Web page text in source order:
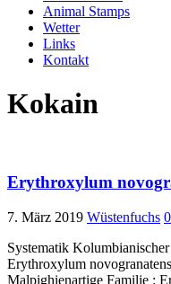
Animal Stamps
Wetter
Links
Kontakt
Kokain
Erythroxylum
7. März 2019 Wüstenfuchs 0
Systematik
Erythroxylum
Malpighienartige Familie :